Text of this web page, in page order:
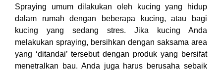
Spraying umum dilakukan oleh kucing yang hidup
dalam rumah dengan beberapa kucing, atau bagi
kucing yang sedang stres. Jika kucing Anda
melakukan spraying, bersihkan dengan saksama area
yang ‘ditandai’ tersebut dengan produk yang bersifat
menetralkan bau. Anda juga harus berusaha sebaik